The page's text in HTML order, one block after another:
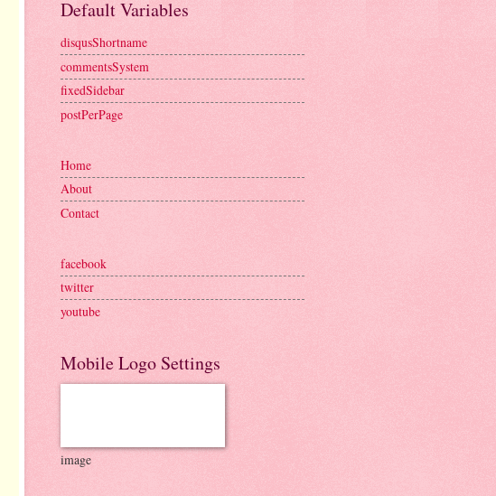
Default Variables
disqusShortname
commentsSystem
fixedSidebar
postPerPage
Home
About
Contact
facebook
twitter
youtube
Mobile Logo Settings
image